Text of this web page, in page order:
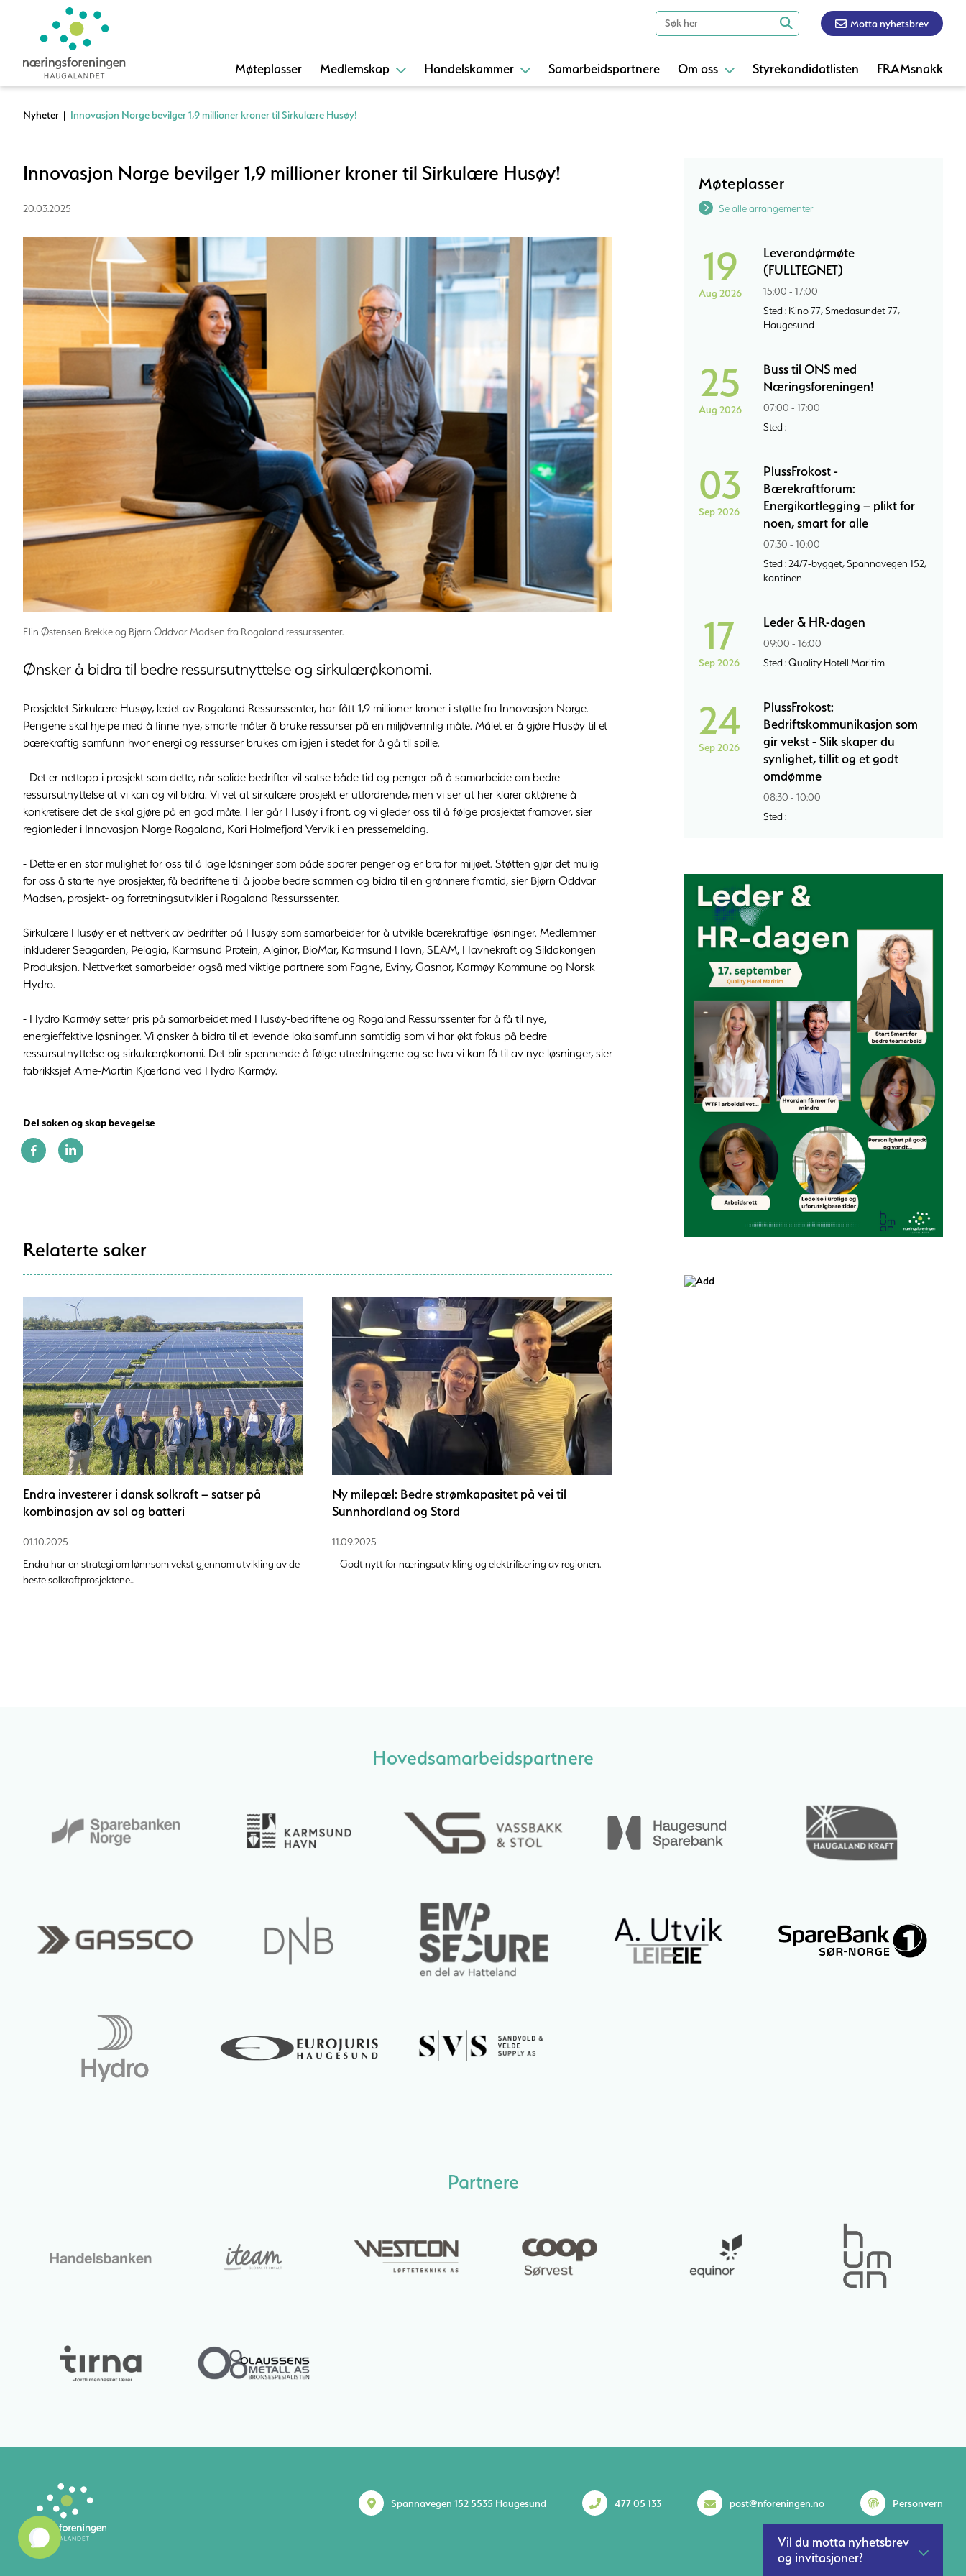
Motta nyhetsbrev
Møteplasser Medlemskap Handelskammer Samarbeidspartnere Om oss Styrekandidatlisten FRAMsnakk
Nyheter | Innovasjon Norge bevilger 1,9 millioner kroner til Sirkulære Husøy!
Innovasjon Norge bevilger 1,9 millioner kroner til Sirkulære Husøy!
20.03.2025
Elin Østensen Brekke og Bjørn Oddvar Madsen fra Rogaland ressurssenter.
Ønsker å bidra til bedre ressursutnyttelse og sirkulærøkonomi.
Prosjektet Sirkulære Husøy, ledet av Rogaland Ressurssenter, har fått 1,9 millioner kroner i støtte fra Innovasjon Norge.
Pengene skal hjelpe med å finne nye, smarte måter å bruke ressurser på en miljøvennlig måte. Målet er å gjøre Husøy til et
bærekraftig samfunn hvor energi og ressurser brukes om igjen i stedet for å gå til spille.
- Det er nettopp i prosjekt som dette, når solide bedrifter vil satse både tid og penger på å samarbeide om bedre
ressursutnyttelse at vi kan og vil bidra. Vi vet at sirkulære prosjekt er utfordrende, men vi ser at her klarer aktørene å
konkretisere det de skal gjøre på en god måte. Her går Husøy i front, og vi gleder oss til å følge prosjektet framover, sier
regionleder i Innovasjon Norge Rogaland, Kari Holmefjord Vervik i en pressemelding.
- Dette er en stor mulighet for oss til å lage løsninger som både sparer penger og er bra for miljøet. Støtten gjør det mulig
for oss å starte nye prosjekter, få bedriftene til å jobbe bedre sammen og bidra til en grønnere framtid, sier Bjørn Oddvar
Madsen, prosjekt- og forretningsutvikler i Rogaland Ressurssenter.
Sirkulære Husøy er et nettverk av bedrifter på Husøy som samarbeider for å utvikle bærekraftige løsninger. Medlemmer
inkluderer Seagarden, Pelagia, Karmsund Protein, Alginor, BioMar, Karmsund Havn, SEAM, Havnekraft og Sildakongen
Produksjon. Nettverket samarbeider også med viktige partnere som Fagne, Eviny, Gasnor, Karmøy Kommune og Norsk
Hydro.
- Hydro Karmøy setter pris på samarbeidet med Husøy-bedriftene og Rogaland Ressurssenter for å få til nye,
energieffektive løsninger. Vi ønsker å bidra til et levende lokalsamfunn samtidig som vi har økt fokus på bedre
ressursutnyttelse og sirkulærøkonomi. Det blir spennende å følge utredningene og se hva vi kan få til av nye løsninger, sier
fabrikksjef Arne-Martin Kjærland ved Hydro Karmøy.
Del saken og skap bevegelse
Relaterte saker
Endra investerer i dansk solkraft – satser på
kombinasjon av sol og batteri
01.10.2025
Endra har en strategi om lønnsom vekst gjennom utvikling av de
beste solkraftprosjektene...
Ny milepæl: Bedre strømkapasitet på vei til
Sunnhordland og Stord
11.09.2025
- Godt nytt for næringsutvikling og elektrifisering av regionen.
Møteplasser
Se alle arrangementer
19
Aug 2026
Leverandørmøte
(FULLTEGNET)
15:00 - 17:00
Sted : Kino 77, Smedasundet 77,
Haugesund
25
Aug 2026
Buss til ONS med
Næringsforeningen!
07:00 - 17:00
Sted :
03
Sep 2026
PlussFrokost -
Bærekraftforum:
Energikartlegging – plikt for
noen, smart for alle
07:30 - 10:00
Sted : 24/7-bygget, Spannavegen 152,
kantinen
17
Sep 2026
Leder & HR-dagen
09:00 - 16:00
Sted : Quality Hotell Maritim
24
Sep 2026
PlussFrokost:
Bedriftskommunikasjon som
gir vekst - Slik skaper du
synlighet, tillit og et godt
omdømme
08:30 - 10:00
Sted :
Vil du motta nyhetsbrev
og invitasjoner?
Hovedsamarbeidspartnere
Partnere
Personvern
post@nforeningen.no
477 05 133
Spannavegen 152 5535 Haugesund
1